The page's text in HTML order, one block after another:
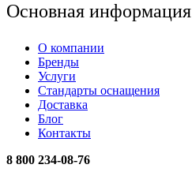
Основная информация
О компании
Бренды
Услуги
Стандарты оснащения
Доставка
Блог
Контакты
8 800 234-08-76